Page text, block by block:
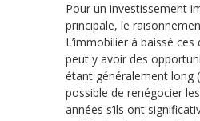
Pour un investissement
principale, le
L’immobilier à baissé
peut y avoir des
étant généralement long
possible de renégocier
années s’ils ont